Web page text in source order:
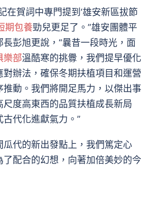
賀詞中專門提到‘雄安新區拔節
期包養勁兒更足了。”雄安團體平
彭旭更說，“曩昔一段時光，面
樂部溫酷寒的挑釁，我們提早優化
辦法，確保冬期扶植項目和運營
推動。我們將開足馬力，以傑出事
尺度高東西的品質扶植成長新局
代化進獻氣力。”
代的新出發點上，我們篤定心
配合的幻想，向著加倍美妙的今